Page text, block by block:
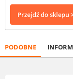
Przejdź do sklepu
PODOBNE